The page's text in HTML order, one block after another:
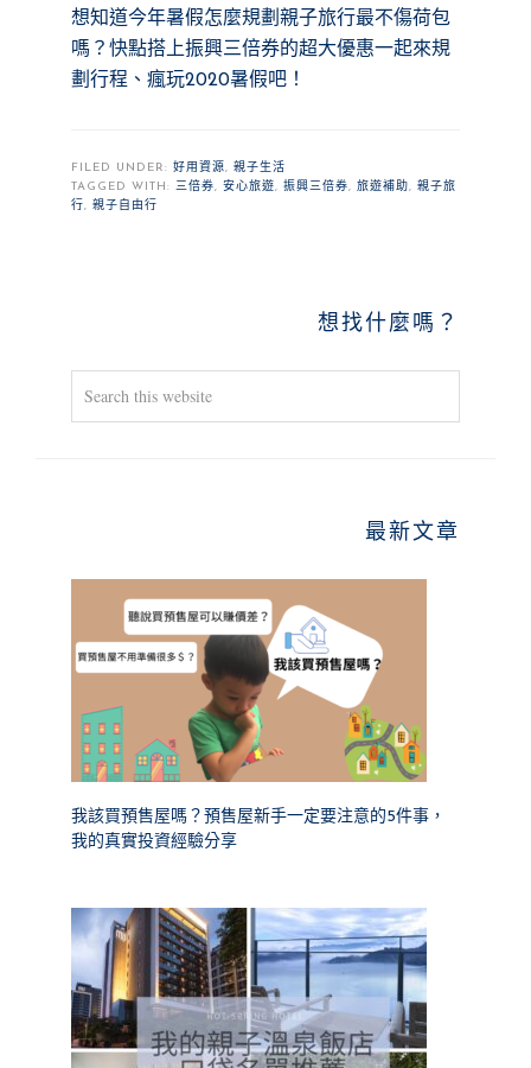
想知道今年暑假怎麼規劃親子旅行最不傷荷包
嗎？快點搭上振興三倍券的超大優惠一起來規
劃行程、瘋玩2020暑假吧！
FILED UNDER: 好用資源, 親子生活
TAGGED WITH: 三倍券, 安心旅遊, 振興三倍券, 旅遊補助, 親子旅
行, 親子自由行
想找什麼嗎？
this
最新文章
我該買預售屋嗎？預售屋新手一定要注意的5件事，
我的真實投資經驗分享